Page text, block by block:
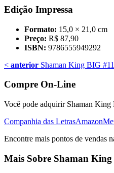
Edição Impressa
Formato: 15,0 × 21,0 cm
Preço: R$ 87,90
ISBN: 9786555949292
< anterior Shaman King BIG #11
Compre On-Line
Você pode adquirir Shaman
Companhia das LetrasAmazon
Encontre mais pontos de vendas
Mais Sobre Shaman